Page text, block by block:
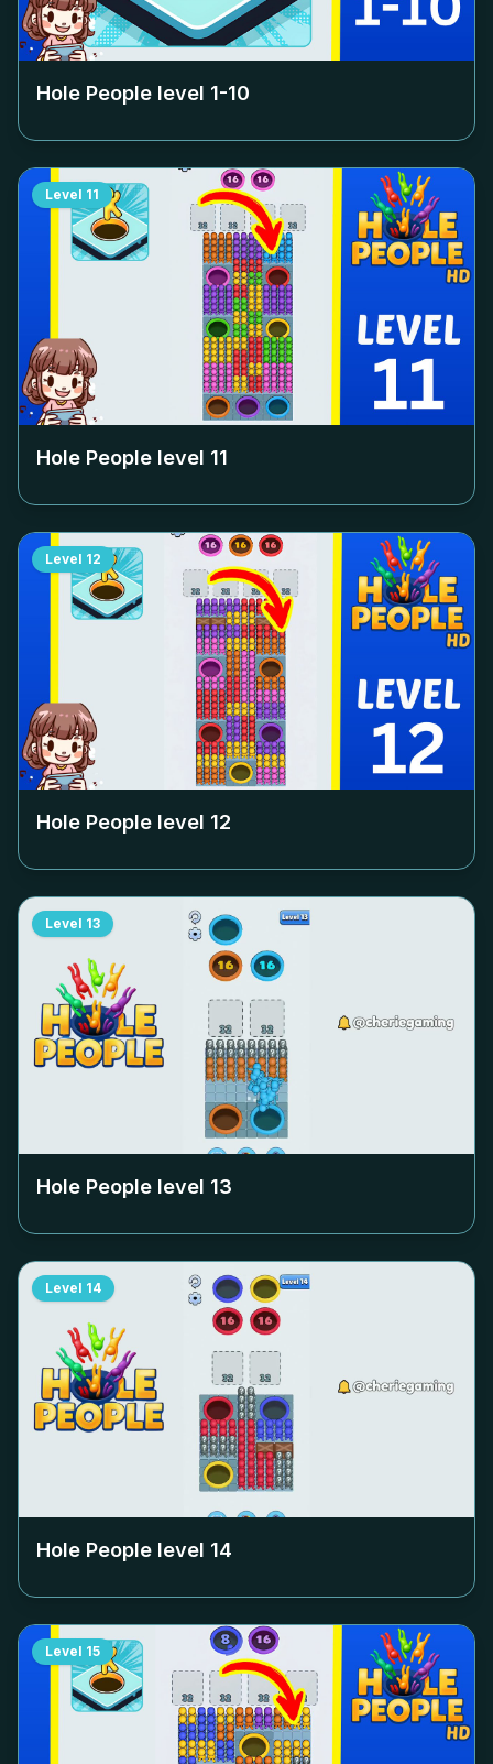
Hole People level 1-10
Level 11
Hole People level 11
Level 12
Hole People level 12
Level 13
Hole People level 13
Level 14
Hole People level 14
Level 15